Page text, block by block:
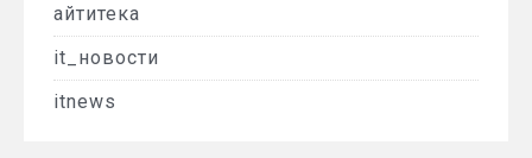
айтитека
it_новости
itnews